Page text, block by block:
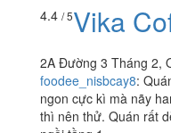
4.4 / 5Vika
2A Đường 3 Tháng 2,
foodee_nisbcay8:
ngon cực kì mà nãy
thì nên thử. Quán rất